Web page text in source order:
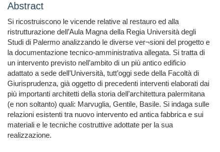
Abstract
Si ricostruiscono le vicende relative al restauro ed alla
ristrutturazione dell’Aula Magna della Regia Università degli
Studi di Palermo analizzando le diverse ver¬sioni del progetto e
la documentazione tecnico-amministrativa allegata. Si tratta di
un intervento previsto nell’ambito di un più antico edificio
adattato a sede dell’Università, tutt’oggi sede della Facoltà di
Giurisprudenza, già oggetto di precedenti interventi elaborati dai
più importanti architetti della storia dell’architettura palermitana
(e non soltanto) quali: Marvuglia, Gentile, Basile. Si indaga sulle
relazioni esistenti tra nuovo intervento ed antica fabbrica e sui
materiali e le tecniche costruttive adottate per la sua
realizzazione.